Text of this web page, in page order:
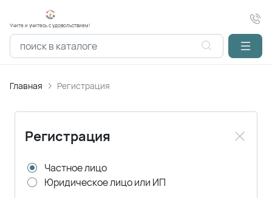
Учите и учитесь с удовольствием!
Главная Регистрация
Регистрация
Частное лицо
Юридическое лицо или ИП